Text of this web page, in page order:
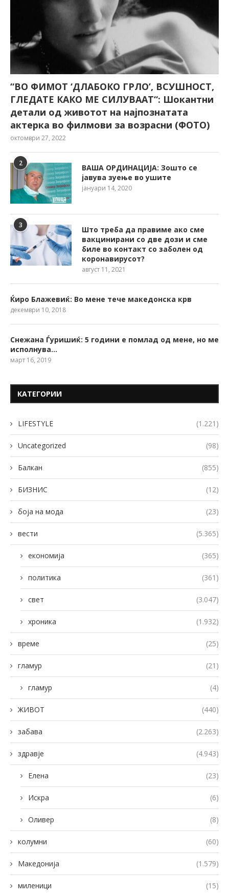
“ВО ФИМОТ ‘ДЛАБОКО ГРЛО’, ВСУШНОСТ,
ГЛЕДАТЕ КАКО МЕ СИЛУВААТ“: Шокантни
детали од животот на најпознатата
актерка во филмови за возрасни (ФОТО)
октомври 27, 2022
2
ВАША ОРДИНАЦИЈА: Зошто се
јавува зуење во ушите
јануари 14, 2020
3
Што треба да правиме ако сме
вакцинирани со две дози и сме
биле во контакт со заболен од
коронавирусот?
август 11, 2021
Ќиро Блажевиќ: Во мене тече македонска крв
декември 10, 2018
Снежана Ѓуришиќ: 5 години е помлад од мене, но ме
исполнува…
март 16, 2019
КАТЕГОРИИ
LIFESTYLE (1.221)
Uncategorized (98)
Балкан (855)
БИЗНИС (12)
боја на мода (23)
вести (5.365)
економија (365)
политика (361)
свет (3.047)
хроника (1.932)
време (25)
гламур (21)
гламур (4)
ЖИВОТ (440)
забава (2.263)
здравје (4.943)
Елена (23)
Искра (6)
Оливер (8)
колумни (60)
Македонија (1.579)
миленици (15)